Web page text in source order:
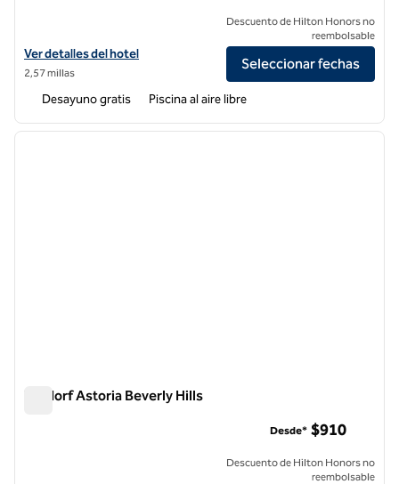
Ver detalles del hotel Hampton Inn & Suites Los Angeles/Hollywood
Ver detalles del hotel
2,57 millas
Descuento de Hilton Honors no
reembolsable
Seleccionar fechas
Desayuno gratis Piscina al aire libre
1 de 11
Waldorf Astoria Beverly Hills
Desde* $910
Descuento de Hilton Honors no
reembolsable